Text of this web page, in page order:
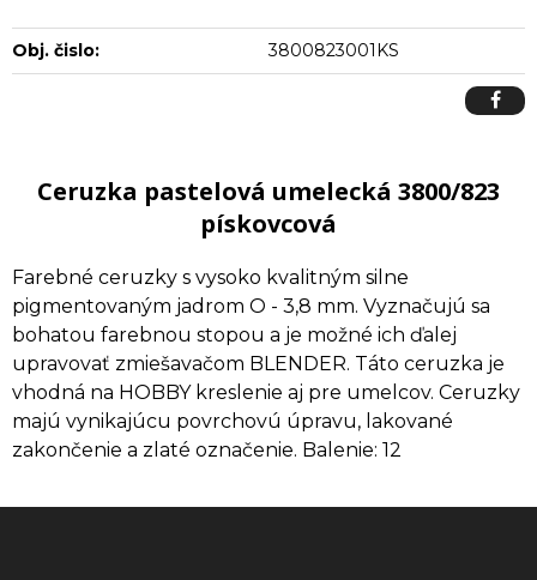
Obj. čislo: 3800823001KS
Ceruzka pastelová umelecká 3800/823
pískovcová
Farebné ceruzky s vysoko kvalitným silne
pigmentovaným jadrom O - 3,8 mm. Vyznačujú sa
bohatou farebnou stopou a je možné ich ďalej
upravovať zmiešavačom BLENDER. Táto ceruzka je
vhodná na HOBBY kreslenie aj pre umelcov. Ceruzky
majú vynikajúcu povrchovú úpravu, lakované
zakončenie a zlaté označenie. Balenie: 12